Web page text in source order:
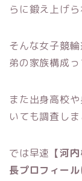
らに鍛え上げ
そんな女子競
弟の家族構成
また出身高校
いても調査し
では早速 【河
長プロフィール